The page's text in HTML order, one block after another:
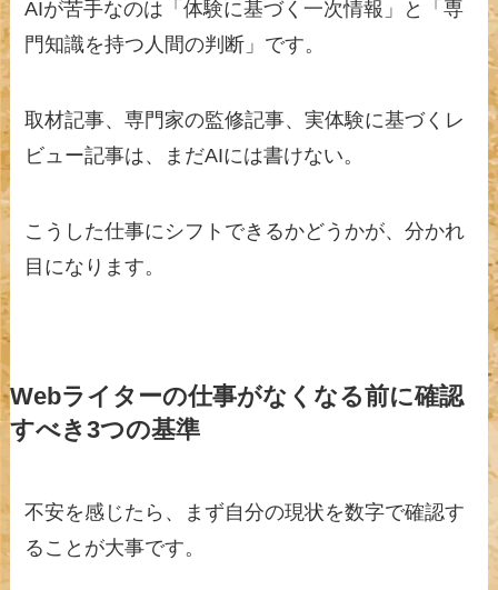
AIが苦手なのは「体験に基づく一次情報」と「専
門知識を持つ人間の判断」です。
取材記事、専門家の監修記事、実体験に基づくレ
ビュー記事は、まだAIには書けない。
こうした仕事にシフトできるかどうかが、分かれ
目になります。
Webライターの仕事がなくなる前に確認
すべき3つの基準
不安を感じたら、まず自分の現状を数字で確認す
ることが大事です。